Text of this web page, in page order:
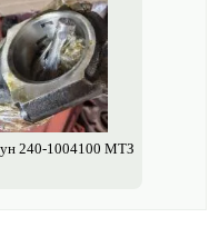
240-1004100 МТЗ